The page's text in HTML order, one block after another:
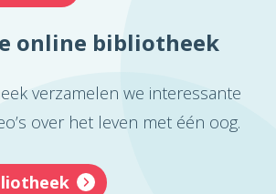
online bibliotheek
verzamelen we interessante
over het leven met één oog.